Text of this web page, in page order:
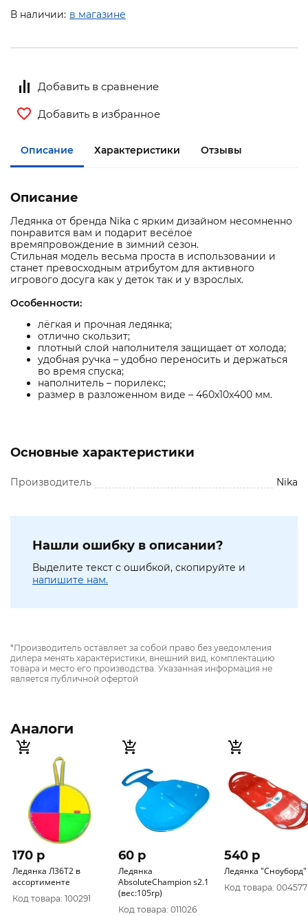
В наличии: в магазине
Добавить в сравнение
Добавить в избранное
Описание Характеристики Отзывы
Описание
Ледянка от бренда Nika с ярким дизайном несомненно
понравится вам и подарит весёлое
времяпровождение в зимний сезон.
Стильная модель весьма проста в использовании и
станет превосходным атрибутом для активного
игрового досуга как у деток так и у взрослых.
Особенности:
лёгкая и прочная ледянка;
отлично скользит;
плотный слой наполнителя защищает от холода;
удобная ручка – удобно переносить и держаться
во время спуска;
наполнитель – порилекс;
размер в разложенном виде – 460х10х400 мм.
Основные характеристики
Производитель Nika
Нашли ошибку в описании?
Выделите текст с ошибкой, скопируйте и
напишите нам.
*Производитель оставляет за собой право без уведомления
дилера менять характеристики, внешний вид, комплектацию
товара и место его производства. Указанная информация не
является публичной офертой
Аналоги
170 p
Ледянка Л36Т2 в
ассортименте
Код товара: 100291
60 p
Ледянка
AbsoluteChampion s2.1
(вес:105гр)
Код товара: 011026
540 p
Ледянка "Сноуборд"
Код товара: 004577